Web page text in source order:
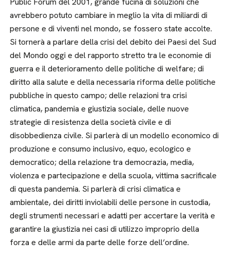
avrebbero potuto cambiare in meglio la vita di miliardi di
persone e di viventi nel mondo, se fossero state accolte.
Si tornerà a parlare della crisi del debito dei Paesi del Sud
del Mondo oggi e del rapporto stretto tra le economie di
guerra e il deterioramento delle politiche di welfare; di
diritto alla salute e della necessaria riforma delle politiche
pubbliche in questo campo; delle relazioni tra crisi
climatica, pandemia e giustizia sociale, delle nuove
strategie di resistenza della società civile e di
disobbedienza civile. Si parlerà di un modello economico di
produzione e consumo inclusivo, equo, ecologico e
democratico; della relazione tra democrazia, media,
violenza e partecipazione e della scuola, vittima sacrificale
di questa pandemia. Si parlerà di crisi climatica e
ambientale, dei diritti inviolabili delle persone in custodia,
degli strumenti necessari e adatti per accertare la verità e
garantire la giustizia nei casi di utilizzo improprio della
forza e delle armi da parte delle forze dell’ordine.